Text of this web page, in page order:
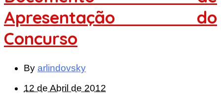
Apresentação do
Concurso
By arlindovsky
12 de Abril de 2012